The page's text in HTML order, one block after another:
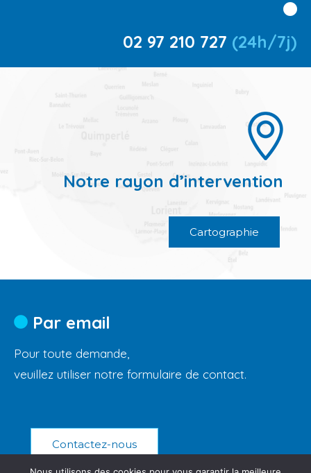
02 97 210 727 (24h/7j)
Notre rayon d’intervention
Cartographie
Par email
Pour toute demande,
veuillez utiliser notre formulaire de contact.
Contactez-nous